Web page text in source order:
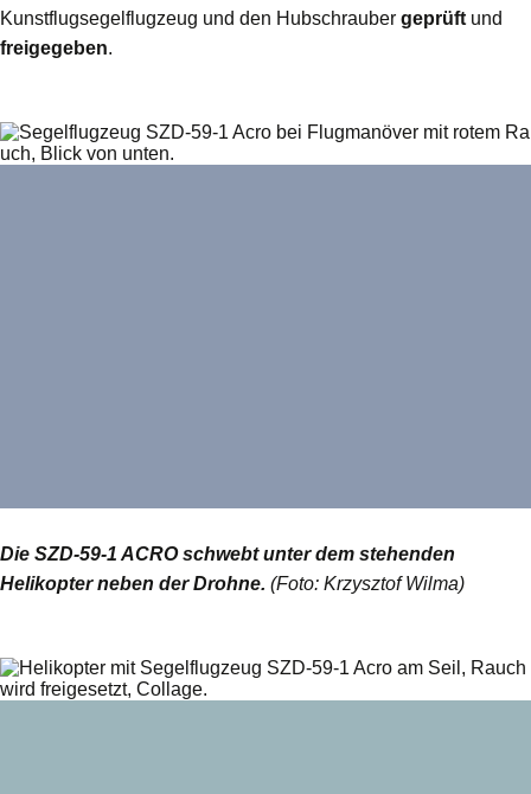
Kunstflugsegelflugzeug und den Hubschrauber geprüft und
freigegeben.
Die SZD-59-1 ACRO schwebt unter dem stehenden
Helikopter neben der Drohne. (Foto: Krzysztof Wilma)